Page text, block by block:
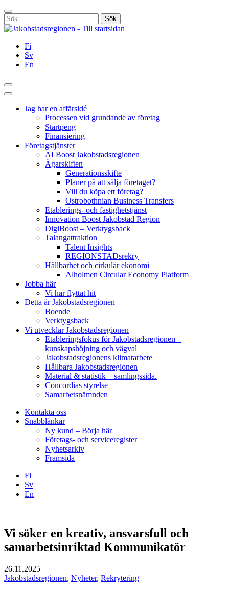
Hoppa
till
innehållet
Stäng
Sök
efter:
Fi
Sv
En
Sök
Huvudmeny
Jag har en affärsidé
Processen vid grundande av företag
Startpeng
Finansiering
Företagstjänster
AI Boost Jakobstadsregionen
Ägarskiften
Generationsskifte
Planer på att sälja företaget?
Vill du köpa ett företag?
Ostrobothnian Business Transfers
Etablerings- och fastighetstjänst
Innovation Boost Jakobstad Region
DigiBoost – Verktygsback
Talangattraktion
Talent Insights
REGIONSTADsrekry
Hållbarhet och cirkulär ekonomi
Alholmen Circular Economy Platform
Jobba här
Vi har flyttat hit
Detta är Jakobstadsregionen
Boende
Verktygsback
Vi utvecklar Jakobstadsregionen
Etableringsfokus för Jakobstadsregionen –
kunskapshöjning och vägval
Jakobstadsregionens klimatarbete
Hållbara Jakobstadsregionen
Material & statistik – samlingssida.
Concordias styrelse
Samarbetsnämnden
Kontakta oss
Snabblänkar
Ny kund – Börja här
Företags- och serviceregister
Nyhetsarkiv
Framsida
Fi
Sv
En
Vi söker en kreativ, ansvarsfull och
samarbetsinriktad Kommunikatör
26.11.2025
Jakobstadsregionen, Nyheter, Rekrytering